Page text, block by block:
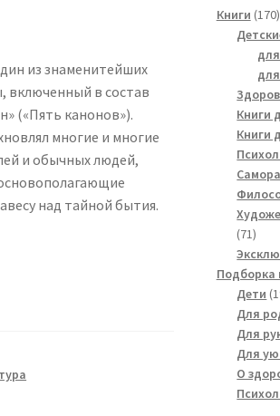
из знаменитейших
включенный в состав
(«Пять канонов»).
многие и многие
и обычных людей,
над тайной бытия.
Книги 170
Книги
Книги
7171
Подборка
Дети
Для
Для
Для
О